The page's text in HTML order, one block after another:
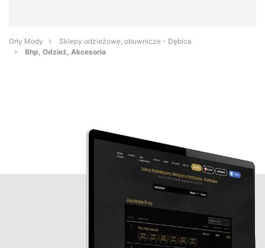
Orły Mody
Sklepy odzieżowe, obuwnicze - Dębica
Bhp, Odzież, Akcesoria